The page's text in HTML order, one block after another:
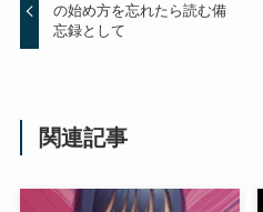
の始め方を忘れたら読む備
忘録として
関連記事